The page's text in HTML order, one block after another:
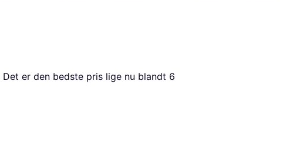
Det er den bedste pris lige nu blandt 6